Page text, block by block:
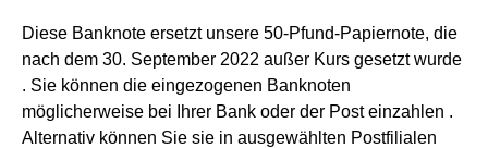
Diese Banknote ersetzt unsere 50-Pfund-Papiernote, die
nach dem 30. September 2022 außer Kurs gesetzt wurde
. Sie können die eingezogenen Banknoten
möglicherweise bei Ihrer Bank oder der Post einzahlen .
Alternativ können Sie sie in ausgewählten Postfilialen